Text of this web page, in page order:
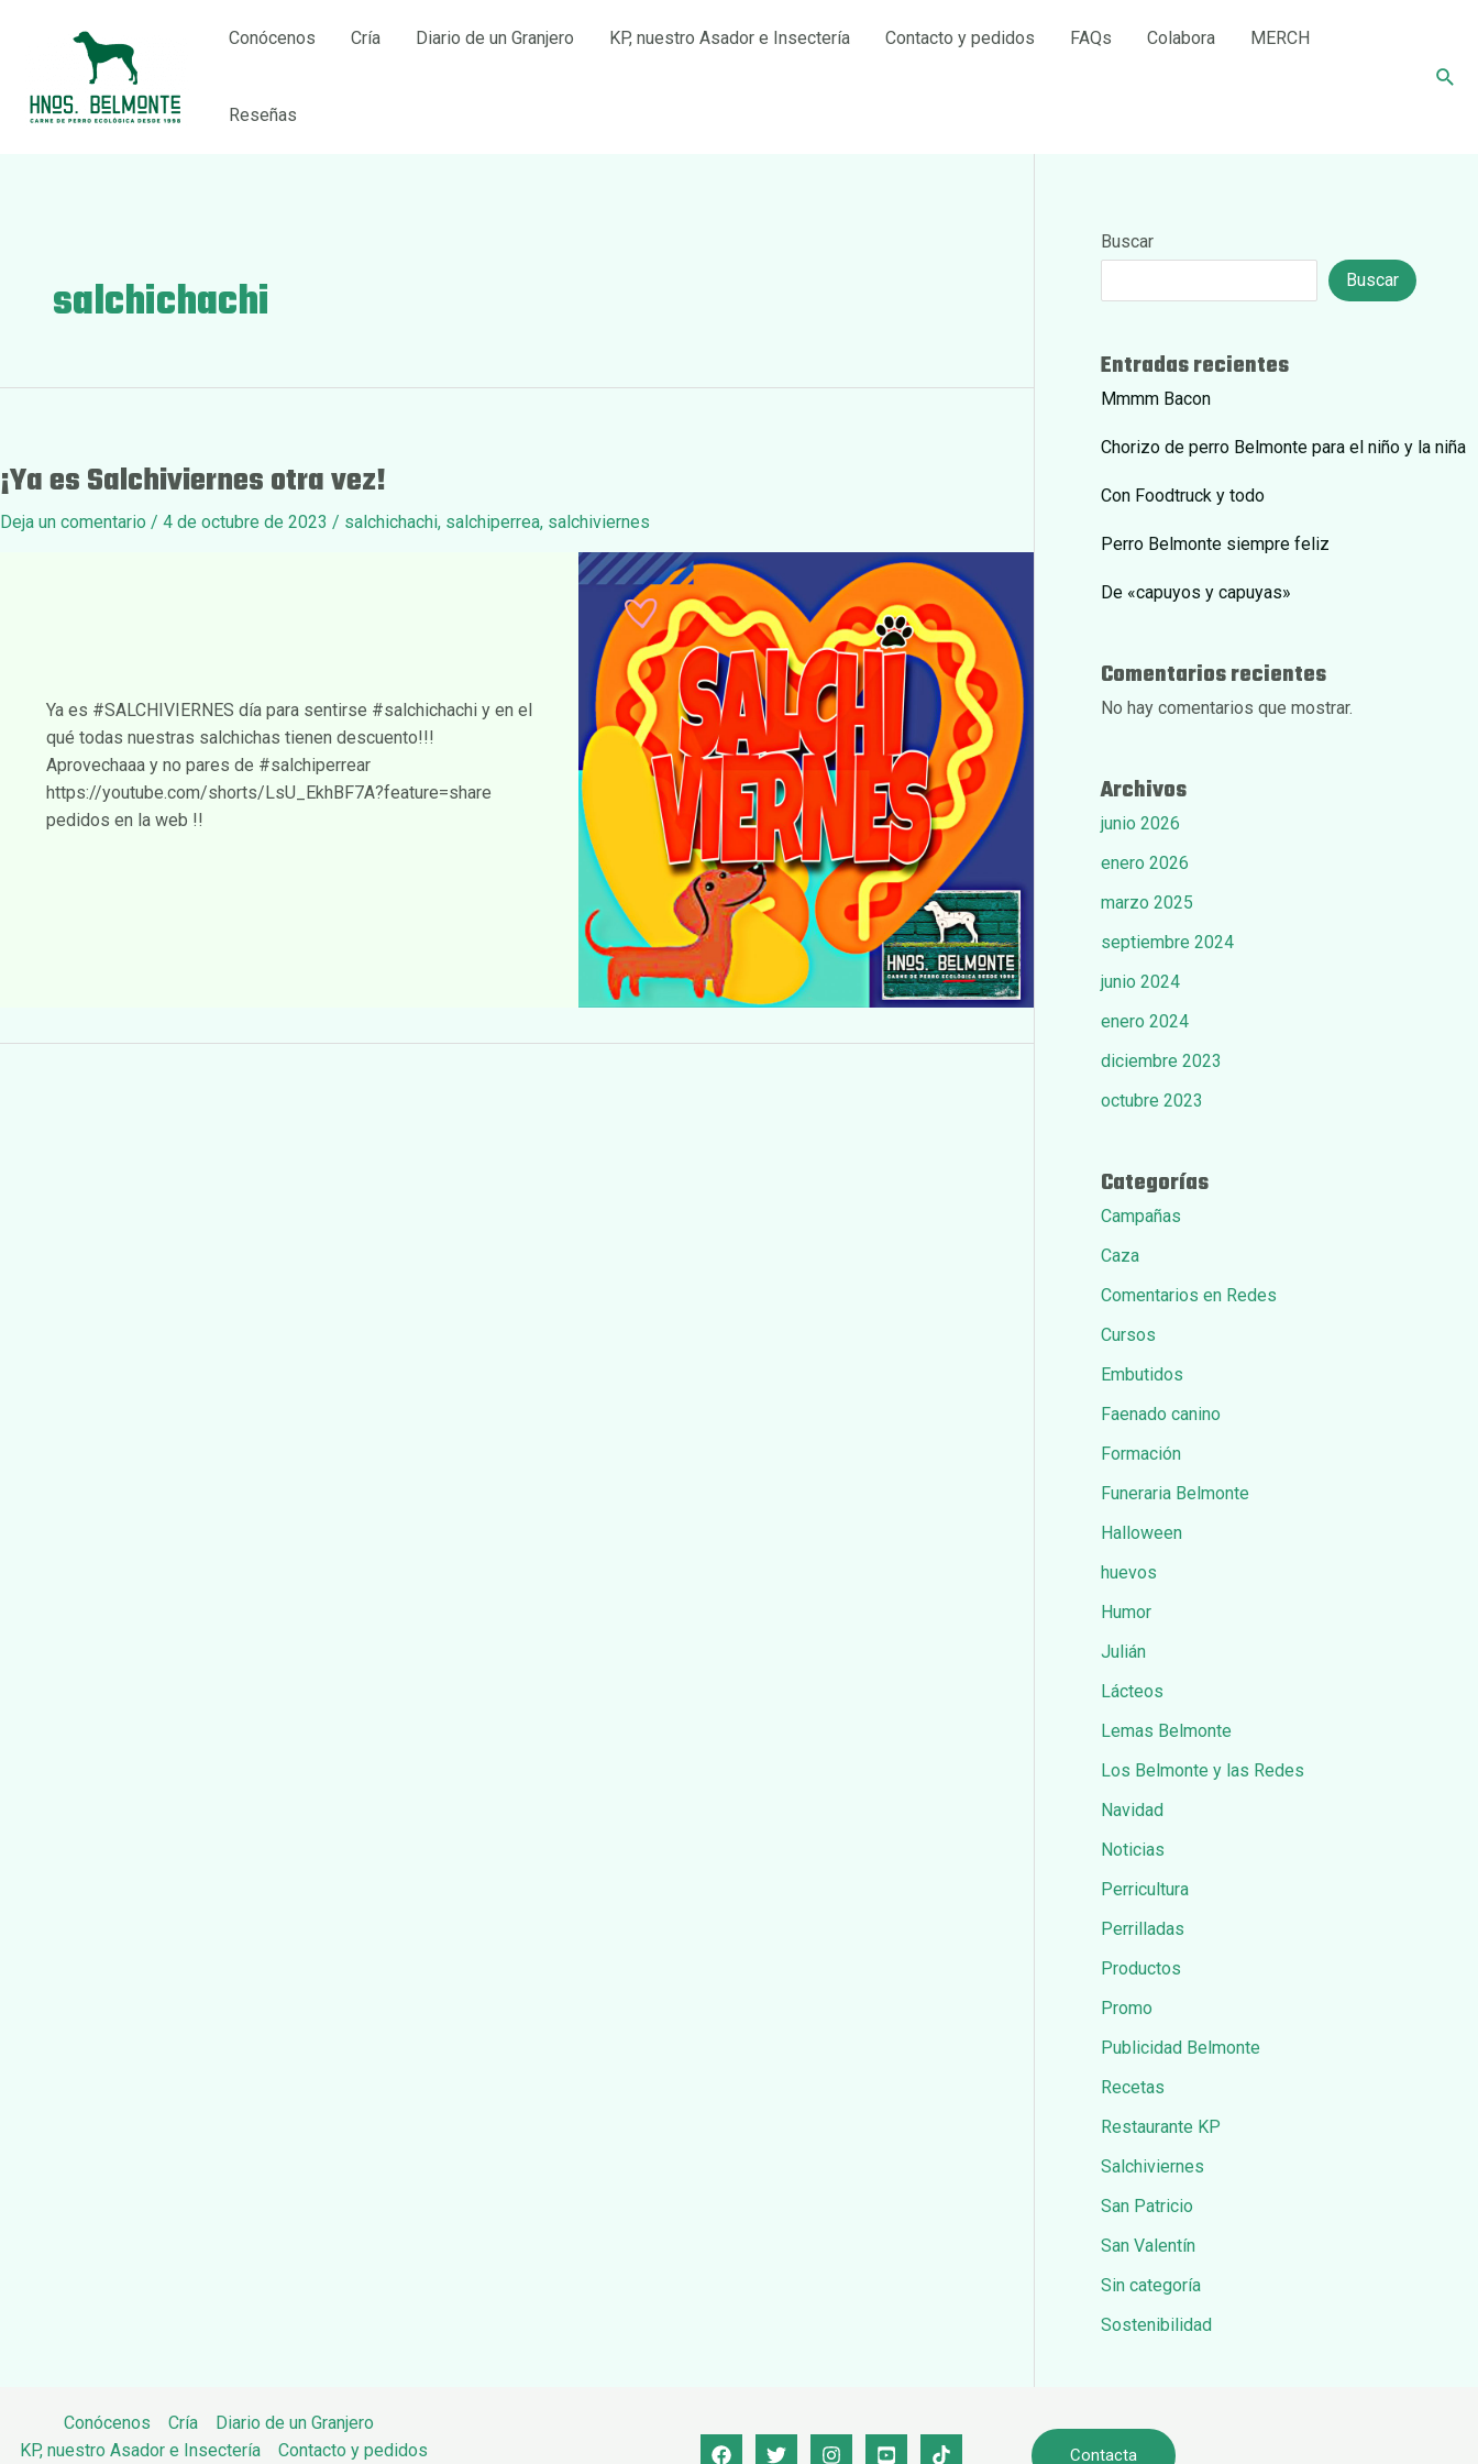
Conócenos Cría Diario de un Granjero KP, nuestro Asador e Insectería Contacto y pedidos FAQs Colabora MERCH
Reseñas
salchichachi
¡Ya es Salchiviernes otra vez!
Deja un comentario / 4 de octubre de 2023 / salchichachi, salchiperrea, salchiviernes
Ya es #SALCHIVIERNES día para sentirse #salchichachi y en el
qué todas nuestras salchichas tienen descuento!!!
Aprovechaaa y no pares de #salchiperrear
https://youtube.com/shorts/LsU_EkhBF7A?feature=share
pedidos en la web !!
Buscar
Buscar
Entradas recientes
Mmmm Bacon
Chorizo de perro Belmonte para el niño y la niña
Con Foodtruck y todo
Perro Belmonte siempre feliz
De «capuyos y capuyas»
Comentarios recientes
No hay comentarios que mostrar.
Archivos
junio 2026
enero 2026
marzo 2025
septiembre 2024
junio 2024
enero 2024
diciembre 2023
octubre 2023
Categorías
Campañas
Caza
Comentarios en Redes
Cursos
Embutidos
Faenado canino
Formación
Funeraria Belmonte
Halloween
huevos
Humor
Julián
Lácteos
Lemas Belmonte
Los Belmonte y las Redes
Navidad
Noticias
Perricultura
Perrilladas
Productos
Promo
Publicidad Belmonte
Recetas
Restaurante KP
Salchiviernes
San Patricio
San Valentín
Sin categoría
Sostenibilidad
Conócenos Cría
Diario de un Granjero
KP, nuestro Asador e Insectería
Contacto y pedidos Contacta